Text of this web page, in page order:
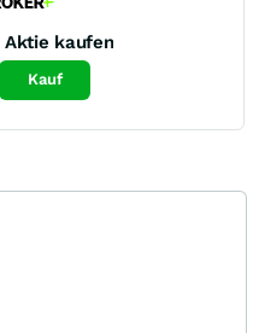
Aktie kaufen
Kauf